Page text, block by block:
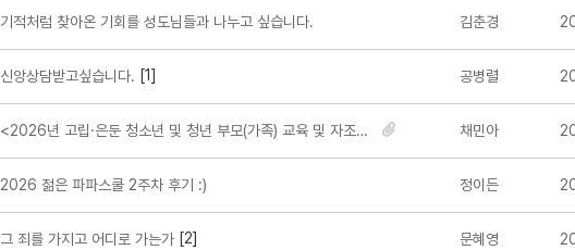
기적처럼 찾아온 기회를 성도님들과 나누고 싶습니다. 김춘경
신앙상담받고싶습니다. [1] 공병렬
<2026년 고립·은둔 청소년 및 청년 부모(가족) 교육 및 자조모임 참여자 모집> 채민아
2026 젊은 파파스쿨 2주차 후기 :) 정이든
그 죄를 가지고 어디로 가는가 [2] 문혜영